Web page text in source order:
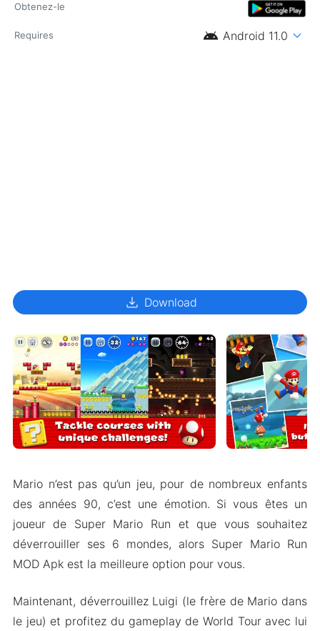
Obtenez-le
Requires android Android 11.0 expand_more
download Download
Mario n’est pas qu’un jeu, pour de nombreux enfants
des années 90, c’est une émotion. Si vous êtes un
joueur de Super Mario Run et que vous souhaitez
déverrouiller ses 6 mondes, alors Super Mario Run
MOD Apk est la meilleure option pour vous.
Maintenant, déverrouillez Luigi (le frère de Mario dans
le jeu) et profitez du gameplay de World Tour avec lui